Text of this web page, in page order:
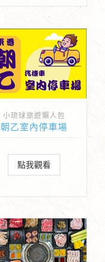
小琉球旅遊懶人包
朝乙室內停車場
點我觀看